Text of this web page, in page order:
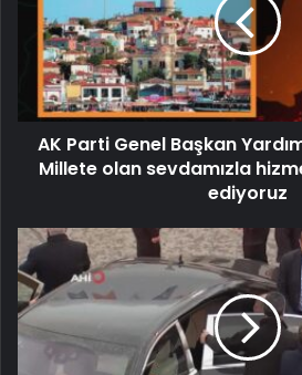
AK Parti Genel Başkan
Millete olan sevdamızla
ediyoruz